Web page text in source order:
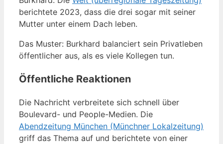
berichtete 2023, dass die drei sogar mit seiner
Mutter unter einem Dach leben.
Das Muster: Burkhard balanciert sein Privatleben
öffentlicher aus, als es viele Kollegen tun.
Öffentliche Reaktionen
Die Nachricht verbreitete sich schnell über
Boulevard- und People-Medien. Die
Abendzeitung München (Münchner Lokalzeitung)
griff das Thema auf und berichtete von einer